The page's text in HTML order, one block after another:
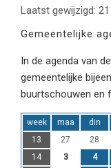
Laatst gewijzigd:
Gemeentelijke
In de agenda van
gemeentelijke
buurtschouwen en
week maa din
13
27 28
14
3 4